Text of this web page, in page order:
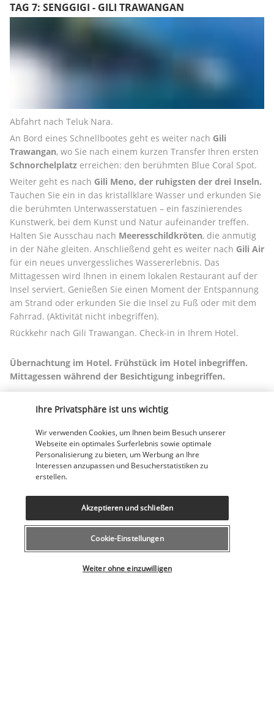
TAG 7: SENGGIGI - GILI TRAWANGAN
Abfahrt nach Teluk Nara.
An Bord eines Schnellbootes geht es weiter nach Gili
Trawangan
Schnorchelplatz erreichen: den berühmten Blue Coral Spot.
Weiter geht es nach Gili Meno, der ruhigsten der drei Inseln.
Tauchen Sie ein in das kristallklare Wasser und erkunden Sie
die berühmten Unterwasserstatuen – ein faszinierendes
Kunstwerk, bei dem Kunst und Natur aufeinander treffen.
Halten Sie Ausschau nach Meeresschildkröten, die anmutig
in der Nähe gleiten. Anschließend geht es weiter nach Gili Air
für ein neues unvergessliches Wassererlebnis. Das
Mittagessen wird Ihnen in einem lokalen Restaurant auf der
Insel serviert. Genießen Sie einen Moment der Entspannung
am Strand oder erkunden Sie die Insel zu Fuß oder mit dem
Fahrrad. (Aktivität nicht inbegriffen).
Rückkehr nach Gili Trawangan. Check-in in Ihrem Hotel.
Übernachtung im Hotel. Frühstück im Hotel inbegriffen.
Mittagessen während der Besichtigung inbegriffen.
Tag zur freien Verfügung, um Gili Trawangan in Ihrem
eigenen Tempo zu erkunden.
Übernachtung im Hotel. Frühstück inbegriffen im Hotel.
TAG 9: GILI TRAWANGAN - SEMINYAK
Ihre Privatsphäre ist uns wichtig
Wir verwenden Cookies, um Ihnen beim Besuch unserer
Webseite ein optimales Surferlebnis sowie optimale
Personalisierung zu bieten, um Werbung an Ihre
Interessen anzupassen und Besucherstatistiken zu
erstellen.
Cookie-Einstellungen
Weiter ohne einzuwilligen
Akzeptieren und schließen